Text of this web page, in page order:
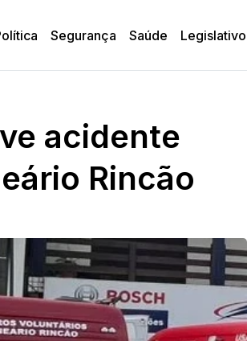
Segurança Saúde Legislativo
acidente
Rincão